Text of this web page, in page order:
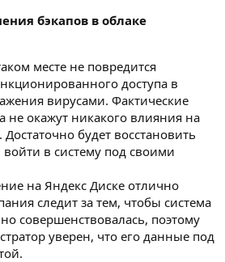
бэкапов в облаке
месте не повредится
доступа в
вирусами. Фактические
не окажут никакого влияния на
Достаточно будет восстановить
в систему под своими
на Яндекс Диске отлично
следит за тем, чтобы система
совершенствовалась, поэтому
уверен, что его данные под